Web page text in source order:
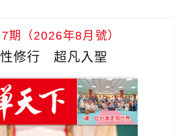
期（2026年8月號）
修行 超凡入聖